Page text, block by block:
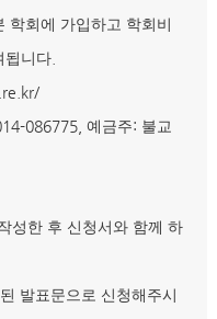
학회에 가입하고 학회비
됩니다
086775, 예금주: 불교
성한 후 신청서와 함께 하
발표문으로 신청해주시